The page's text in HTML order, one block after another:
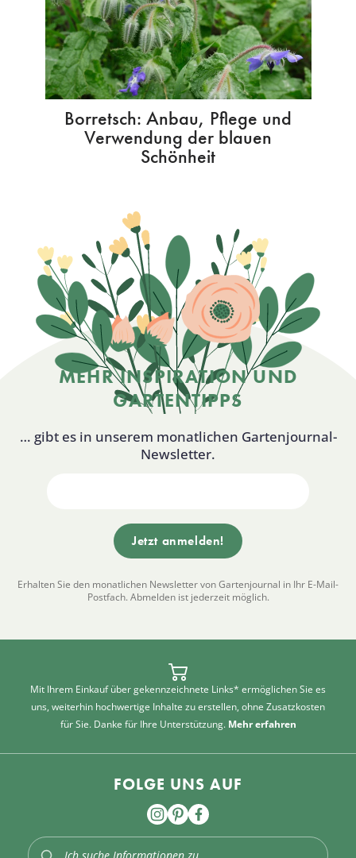
Borretsch: Anbau, Pflege und
Verwendung der blauen
Schönheit
MEHR INSPIRATION UND
GARTENTIPPS
… gibt es in unserem monatlichen Gartenjournal-
Newsletter.
Erhalten Sie den monatlichen Newsletter von Gartenjournal in Ihr E-Mail-
Postfach. Abmelden ist jederzeit möglich.
Mit Ihrem Einkauf über gekennzeichnete Links* ermöglichen Sie es
uns, weiterhin hochwertige Inhalte zu erstellen, ohne Zusatzkosten
für Sie. Danke für Ihre Unterstützung. Mehr erfahren
FOLGE UNS AUF